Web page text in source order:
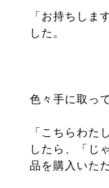
「お持ちしま
した。
色々手に取っ
「こちらわた
したら、「じ
品を購入いた